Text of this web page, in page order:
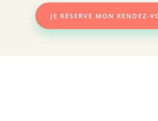
JE RÉSERVE MON RENDEZ-